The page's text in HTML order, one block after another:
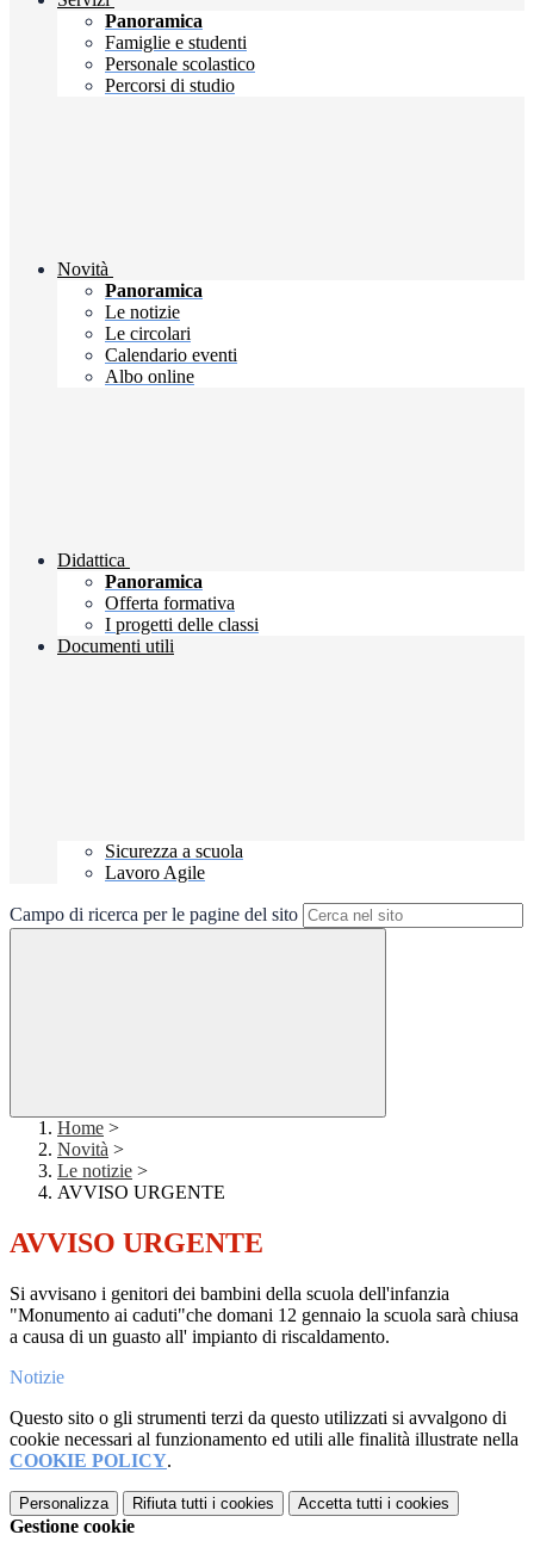
Panoramica
Famiglie e studenti
Personale scolastico
Percorsi di studio
Novità
Panoramica
Le notizie
Le circolari
Calendario eventi
Albo online
Didattica
Panoramica
Offerta formativa
I progetti delle classi
Documenti utili
Sicurezza a scuola
Lavoro Agile
Campo di ricerca per le pagine del sito
Home >
Novità >
Le notizie >
AVVISO URGENTE
AVVISO URGENTE
Si avvisano i genitori dei bambini della scuola dell'infanzia
"Monumento ai caduti"che domani 12 gennaio la scuola sarà chiusa
a causa di un guasto all' impianto di riscaldamento.
Notizie
Questo sito o gli strumenti terzi da questo utilizzati si avvalgono di
cookie necessari al funzionamento ed utili alle finalità illustrate nella
COOKIE POLICY.
Personalizza Rifiuta tutti i cookies Accetta tutti i cookies
Gestione cookie